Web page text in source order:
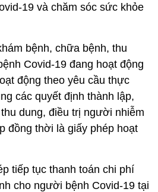
19 và chăm sóc sức khỏe
bệnh, chữa bệnh, thu
Covid-19 đang hoạt động
động theo yêu cầu thực
các quyết định thành lập,
dung, điều trị người nhiễm
đồng thời là giấy phép hoạt
tiếp tục thanh toán chi phí
cho người bệnh Covid-19 tại